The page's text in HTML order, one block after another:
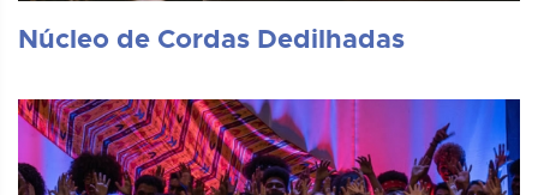
Núcleo de Cordas Dedilhadas